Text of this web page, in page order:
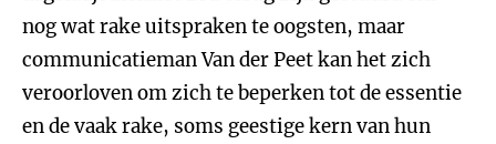
nog wat rake uitspraken te oogsten, maar
communicatieman Van der Peet kan het zich
veroorloven om zich te beperken tot de essentie
en de vaak rake, soms geestige kern van hun